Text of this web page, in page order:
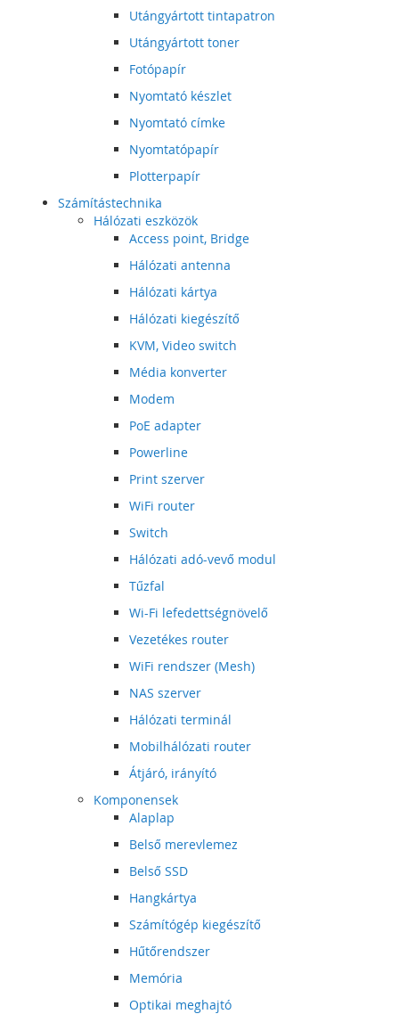
Utángyártott tintapatron
Utángyártott toner
Fotópapír
Nyomtató készlet
Nyomtató címke
Nyomtatópapír
Plotterpapír
Számítástechnika
Hálózati eszközök
Access point, Bridge
Hálózati antenna
Hálózati kártya
Hálózati kiegészítő
KVM, Video switch
Média konverter
Modem
PoE adapter
Powerline
Print szerver
WiFi router
Switch
Hálózati adó-vevő modul
Tűzfal
Wi-Fi lefedettségnövelő
Vezetékes router
WiFi rendszer (Mesh)
NAS szerver
Hálózati terminál
Mobilhálózati router
Átjáró, irányító
Komponensek
Alaplap
Belső merevlemez
Belső SSD
Hangkártya
Számítógép kiegészítő
Hűtőrendszer
Memória
Optikai meghajtó